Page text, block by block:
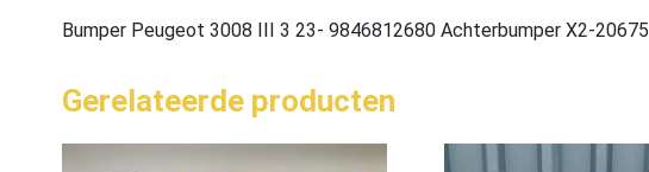
Bumper Peugeot 3008 III 3 23- 9846812680 Achterbumper X2-20675
Gerelateerde producten